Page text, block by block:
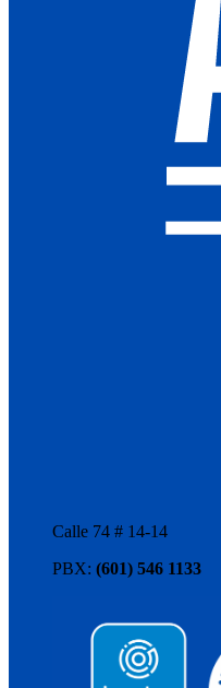
Calle 74 # 14-14
PBX: (601) 546 1133